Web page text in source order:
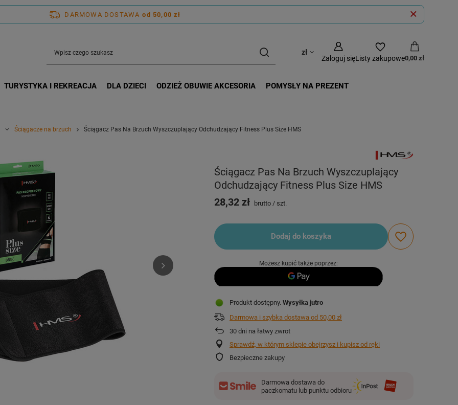
DARMOWA DOSTAWA od 50,00 zł
zł
Zaloguj sięListy zakupowe0,00 zł
TURYSTYKA I REKREACJA DLA DZIECI ODZIEŻ OBUWIE AKCESORIA
POMYSŁY NA PREZENT
Ściągacze na brzuch Ściągacz Pas Na Brzuch Wyszczuplający Odchudzający Fitness Plus Size HMS
Ściągacz Pas Na Brzuch Wyszczuplający
Odchudzający Fitness Plus Size HMS
28,32 zł brutto / szt.
Dodaj do koszyka
Możesz kupić także poprzez:
Produkt dostępny Wysyłka jutro
Darmowa i szybka dostawa od 50,00 zł
30 dni na łatwy zwrot
Sprawdź, w którym sklepie obejrzysz i kupisz od ręki
Bezpieczne zakupy
Darmowa dostawa do
paczkomatu lub punktu odbioru